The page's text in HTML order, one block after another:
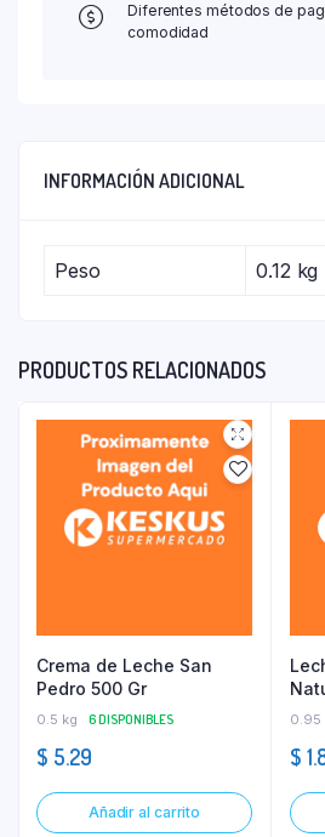
Diferentes métodos de
comodidad
INFORMACIÓN ADICIONAL
Peso 0.12 kg
PRODUCTOS RELACIONADOS
Crema de Leche San
Pedro 500 Gr
0.5 kg 6 DISPONIBLES
$ 5.29
Añadir al carrito
0.95
$